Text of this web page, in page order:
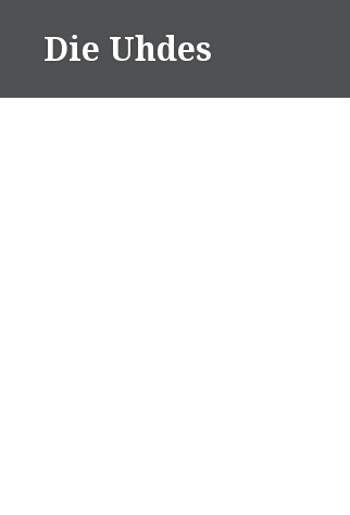
InhaltDie Uhdes